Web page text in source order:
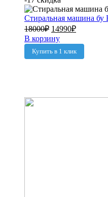
Стиральная машина бу
18000₽ 14990₽
В корзину
Купить в 1 клик